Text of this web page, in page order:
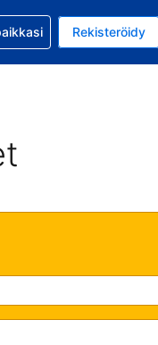
on EUR
on Suomi
kanssa Rekisteröidy